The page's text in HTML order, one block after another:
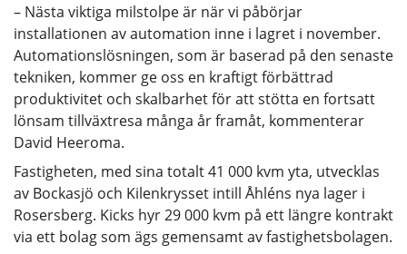
– Nästa viktiga milstolpe är när vi påbörjar
installationen av automation inne i lagret i november.
Automationslösningen, som är baserad på den senaste
tekniken, kommer ge oss en kraftigt förbättrad
produktivitet och skalbarhet för att stötta en fortsatt
lönsam tillväxtresa många år framåt, kommenterar
David Heeroma.
Fastigheten, med sina totalt 41 000 kvm yta, utvecklas
av Bockasjö och Kilenkrysset intill Åhléns nya lager i
Rosersberg. Kicks hyr 29 000 kvm på ett längre kontrakt
via ett bolag som ägs gemensamt av fastighetsbolagen.